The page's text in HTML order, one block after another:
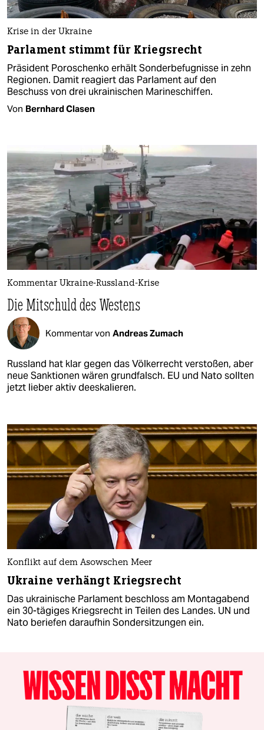
Krise in der Ukraine
Parlament stimmt für Kriegsrecht
Präsident Poroschenko erhält Sonderbefugnisse in zehn
Regionen. Damit reagiert das Parlament auf den
Beschuss von drei ukrainischen Marineschiffen.
Von Bernhard Clasen
Kommentar Ukraine-Russland-Krise
Die Mitschuld des Westens
Kommentar von Andreas Zumach
Russland hat klar gegen das Völkerrecht verstoßen, aber
neue Sanktionen wären grundfalsch. EU und Nato sollten
jetzt lieber aktiv deeskalieren.
Konflikt auf dem Asowschen Meer
Ukraine verhängt Kriegsrecht
Das ukrainische Parlament beschloss am Montagabend
ein 30-tägiges Kriegsrecht in Teilen des Landes. UN und
Nato beriefen daraufhin Sondersitzungen ein.